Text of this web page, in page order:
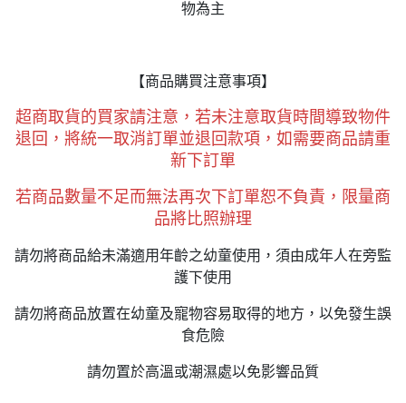
物為主
【商品購買注意事項】
超商取貨的買家請注意，若未注意取貨時間導致物件
退回，將統一取消訂單並退回款項，如需要商品請重
新下訂單
若商品數量不足而無法再次下訂單恕不負責，限量商
品將比照辦理
請勿將商品給未滿適用年齡之幼童使用，須由成年人在旁監
護下使用
請勿將商品放置在幼童及寵物容易取得的地方，以免發生誤
食危險
請勿置於高溫或潮濕處以免影響品質